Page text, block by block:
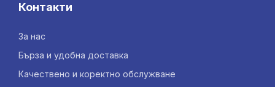
Контакти
За нас
Бърза и удобна доставка
Качествено и коректно обслужване